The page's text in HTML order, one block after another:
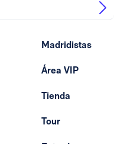
Madridistas
Área VIP
Tienda
Tour